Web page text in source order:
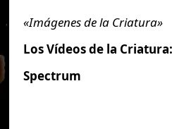
«Imágenes de la Criatura»
Los Vídeos de la Criatura:
Spectrum